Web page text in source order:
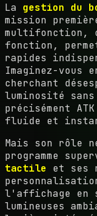
La gestion du
mission
multifonction,
fonction,
rapides
Imaginez-vous
cherchant
luminosité
précisément
fluide et
Mais son rôle
programme
tactile et ses
l'affichage en
lumineuses